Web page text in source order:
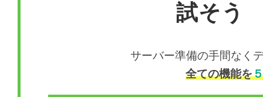
試そう
サーバー準備の手間なく
全ての機能を